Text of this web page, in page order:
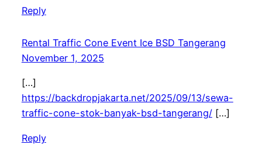
Reply
Rental Traffic Cone Event Ice BSD Tangerang
November 1, 2025
[…]
https://backdropjakarta.net/2025/09/13/sewa-
traffic-cone-stok-banyak-bsd-tangerang/[…]
Reply